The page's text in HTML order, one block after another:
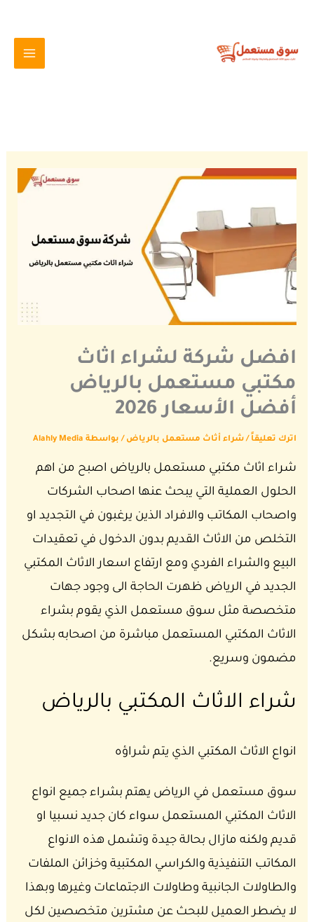
المحتوى
افضل شركة لشراء اثاث
مكتبي مستعمل بالرياض
أفضل الأسعار 2026
اترك تعليقاً /شراء أثاث مستعمل بالرياض / بواسطة Alahly Media
شراء اثاث مكتبي مستعمل بالرياض اصبح من اهم
الحلول العملية التي يبحث عنها اصحاب الشركات
واصحاب المكاتب والافراد الذين يرغبون في التجديد او
التخلص من الاثاث القديم بدون الدخول في تعقيدات
البيع والشراء الفردي ومع ارتفاع اسعار الاثاث المكتبي
الجديد في الرياض ظهرت الحاجة الى وجود جهات
متخصصة مثل سوق مستعمل الذي يقوم بشراء
الاثاث المكتبي المستعمل مباشرة من اصحابه بشكل
مضمون وسريع.
شراء الاثاث المكتبي بالرياض
انواع الاثاث المكتبي الذي يتم شراؤه
سوق مستعمل في الرياض يهتم بشراء جميع انواع
الاثاث المكتبي المستعمل سواء كان جديد نسبيا او
قديم ولكنه مازال بحالة جيدة وتشمل هذه الانواع
المكاتب التنفيذية والكراسي المكتبية وخزائن الملفات
والطاولات الجانبية وطاولات الاجتماعات وغيرها وبهذا
لا يضطر العميل للبحث عن مشترين متخصصين لكل